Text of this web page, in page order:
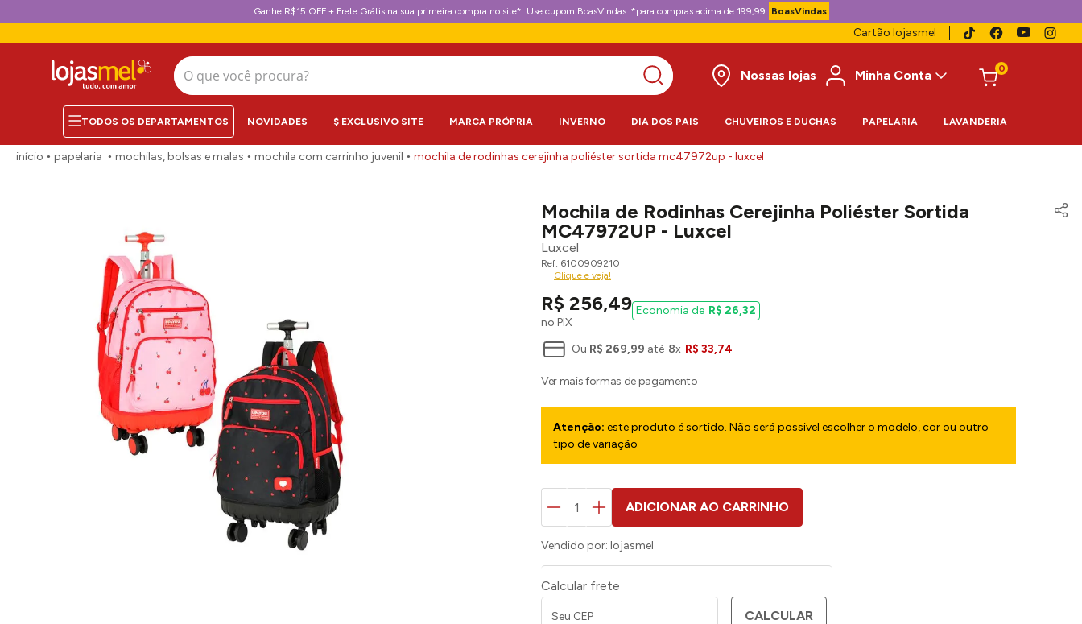
Ganhe R$15 OFF + Frete Grátis na sua primeira compra no site*. Use cupom BoasVindas. *para compras acima de 199,99 BoasVindas
Cartão lojasmel
O que você procura?
Nossas lojas
Minha Conta 0
NOVIDADES $ EXCLUSIVO SITE MARCA PRÓPRIA INVERNO DIA DOS PAIS CHUVEIROS E DUCHAS PAPELARIA LAVANDERIA
papelaria mochilas, bolsas e malas mochila com carrinho juvenil mochila de rodinhas cerejinha poliéster sortida mc47972up - luxcel
Mochila de Rodinhas Cerejinha Poliéster Sortida
MC47972UP - Luxcel
Luxcel
6100909210
Clique e veja!
R$ 256,49
no PIX
R$ 26,32
Ou R$ 269,99 até 8x R$ 33,74
Atenção: este produto é sortido. Não será possivel escolher o modelo, cor ou outro
tipo de variação
ADICIONAR AO CARRINHO
Vendido por: lojasmel
Calcular frete
CALCULAR